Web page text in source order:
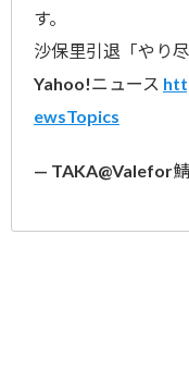
す。
沙保里引退「やり
Yahoo!ニュース
ewsTopics
— TAKA@Valefor